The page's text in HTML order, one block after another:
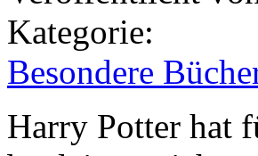
Kategorie:
Besondere
Harry Potter hat